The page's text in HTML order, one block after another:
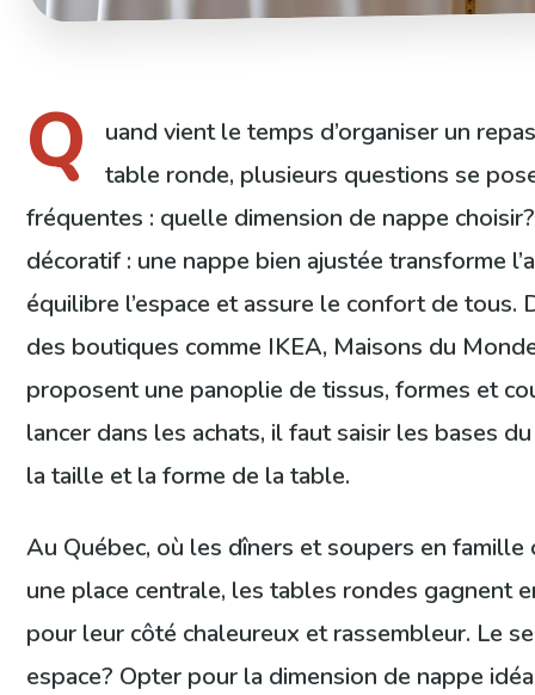
Q
uand vient le temps d’organiser un
table ronde, plusieurs questions se
fréquentes : quelle dimension de nappe
décoratif : une nappe bien ajustée transforme
équilibre l’espace et assure le confort de tous.
des boutiques comme IKEA, Maisons du
proposent une panoplie de tissus, formes et
lancer dans les achats, il faut saisir les bases
la taille et la forme de la table.
Au Québec, où les dîners et soupers en
une place centrale, les tables rondes gagnent
pour leur côté chaleureux et rassembleur. Le
espace? Opter pour la dimension de nappe